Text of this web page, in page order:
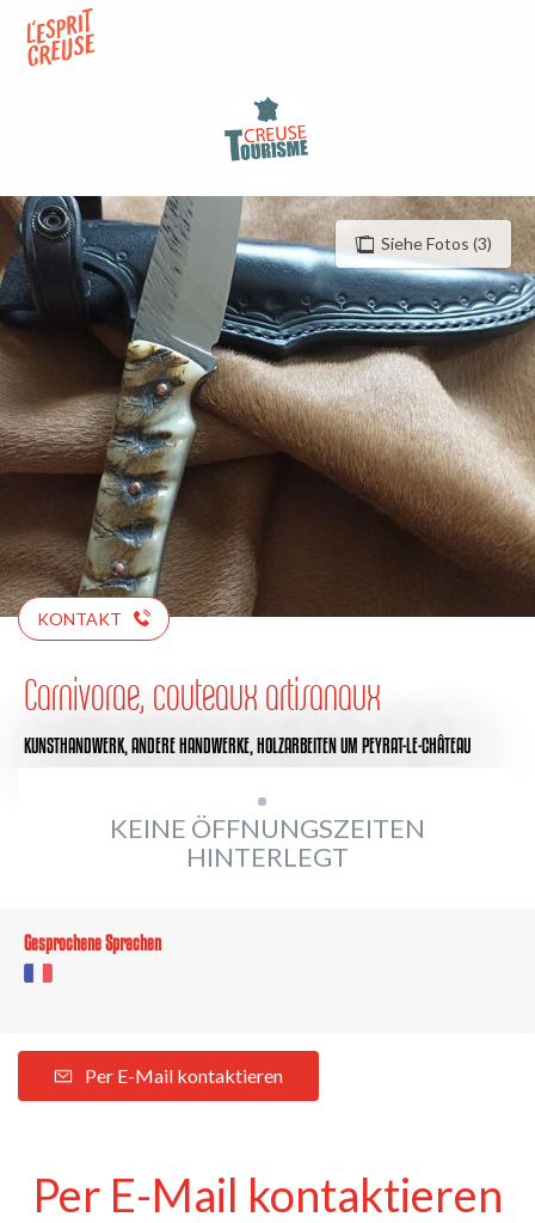
contenu
Siehe Fotos (3)
KONTAKT
Carnivorae, couteaux artisanaux
KUNSTHANDWERK, ANDERE HANDWERKE, HOLZARBEITENUM PEYRAT-LE-CHÂTEAU
KEINE ÖFFNUNGSZEITEN
HINTERLEGT
Gesprochene Sprachen
Per E-Mail kontaktieren
Per E-Mail kontaktieren